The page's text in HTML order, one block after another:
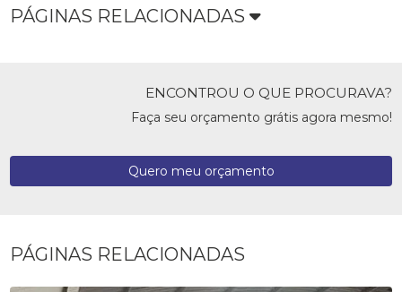
PÁGINAS RELACIONADAS
ENCONTROU O QUE PROCURAVA?
Faça seu orçamento grátis agora mesmo!
Quero meu orçamento
PÁGINAS RELACIONADAS